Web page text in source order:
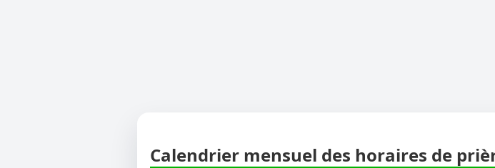
Calendrier mensuel des horaires de